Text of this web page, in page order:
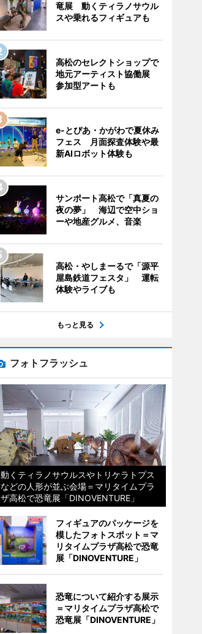
竜展 動くティラノサウル
スや乗れるフィギュアも
高松のセレクトショップで
地元アーティスト協働展
参加型アートも
e-とぴあ・かがわで夏休み
フェス 月面探査体験や最
新AIロボット体験も
サンポート高松で「真夏の
夜の夢」 海辺で空中ショ
ーや地産グルメ、音楽
高松・やしまーるで「源平
屋島鉄道フェスタ」 運転
体験やライブも
もっと見る
フォトフラッシュ
動くティラノサウルスやトリケラトプス
などの人形が並ぶ会場＝マリタイムプラ
ザ高松で恐竜展「DINOVENTURE」
フィギュアのパッケージを
模したフォトスポット＝マ
リタイムプラザ高松で恐竜
展「DINOVENTURE」
恐竜について紹介する展示
＝マリタイムプラザ高松で
恐竜展「DINOVENTURE」